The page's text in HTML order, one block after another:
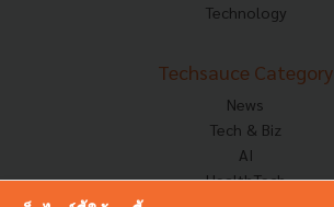
Technology
Techsauce Category
News
Tech & Biz
AI
HealthTech